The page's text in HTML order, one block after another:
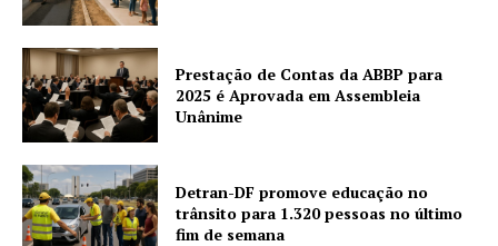
Prestação de Contas da ABBP para
2025 é Aprovada em Assembleia
Unânime
Detran-DF promove educação no
trânsito para 1.320 pessoas no último
fim de semana